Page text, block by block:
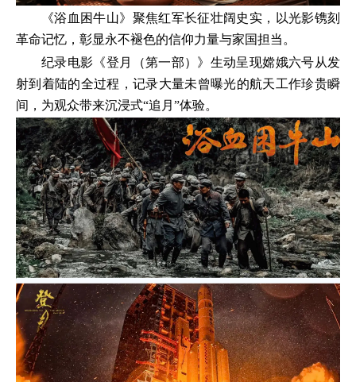
《浴血困牛山》聚焦红军长征壮阔史实，以光影镌刻
革命记忆，彰显永不褪色的信仰力量与家国担当。
纪录电影《登月（第一部）》生动呈现嫦娥六号从发
射到着陆的全过程，记录大量未曾曝光的航天工作珍贵瞬
间，为观众带来沉浸式“追月”体验。